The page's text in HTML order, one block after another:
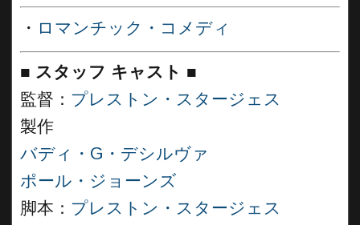
・ ロマンチック・コメディ
■ スタッフ キャスト ■
監督： プレストン・スタージェス
製作
バディ・G・デシルヴァ
ポール・ジョーンズ
脚本： プレストン・スタージェス